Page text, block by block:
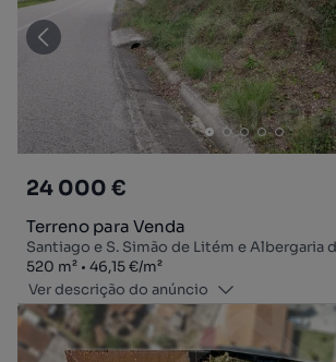
24 000 €
Terreno para Venda
Zona
520 m²
Preço por metro quadrado
46,15 €/m²
Ver descrição do anúncio